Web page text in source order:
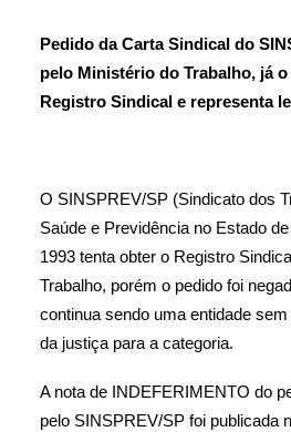
Pedido da Carta Sindical do
pelo Ministério do Trabalho, já
Registro Sindical e representa
O SINSPREV/SP (Sindicato dos
Saúde e Previdência no Estado
1993 tenta obter o Registro
Trabalho, porém o pedido foi
continua sendo uma entidade
da justiça para a categoria.
A nota de INDEFERIMENTO do
pelo SINSPREV/SP foi publicada